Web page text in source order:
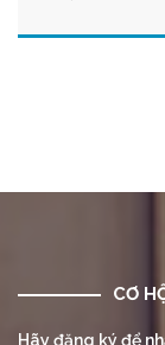
CƠ
Hãy đăng ký để